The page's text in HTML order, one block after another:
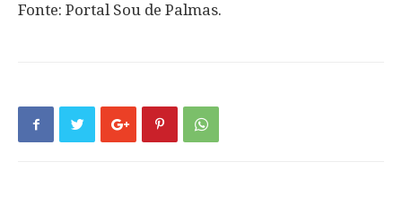
Fonte: Portal Sou de Palmas.